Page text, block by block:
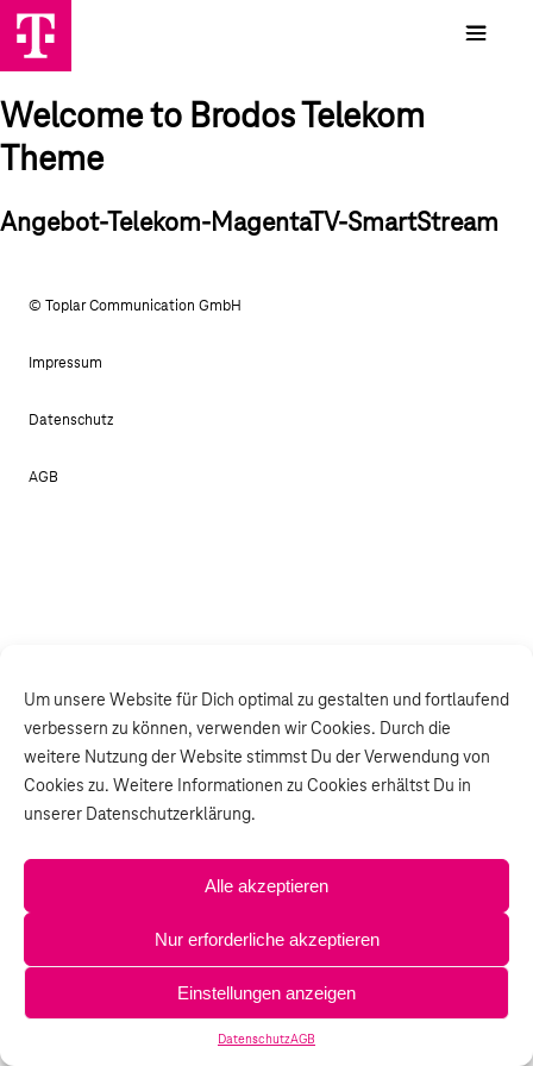
Um unsere Website für Dich optimal zu gestalten und fortlaufend
verbessern zu können, verwenden wir Cookies. Durch die
weitere Nutzung der Website stimmst Du der Verwendung von
Cookies zu. Weitere Informationen zu Cookies erhältst Du in
unserer Datenschutzerklärung.
Alle akzeptieren
Nur erforderliche akzeptieren
Einstellungen anzeigen
DatenschutzAGB
Welcome to Brodos Telekom
Theme
Angebot-Telekom-MagentaTV-SmartStream
© Toplar Communication GmbH
Impressum
Datenschutz
AGB